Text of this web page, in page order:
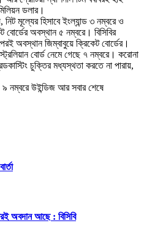
ডলার।
মূল্যের হিসাবে ইংল্যান্ড ৩ নম্বরে ও
বোর্ডের অবস্থান ৫ নম্বরে। বিসিবির
অবস্থান জিম্বাবুয়ে ক্রিকেট বোর্ডের।
বোর্ড নেমে গেছে ৭ নম্বরে। করোনা
চুক্তির মধ্যস্থতা করতে না পারায়,
৯ নম্বরে উইন্ডিজ আর সবার শেষে
অবদান আছে : বিসিবি